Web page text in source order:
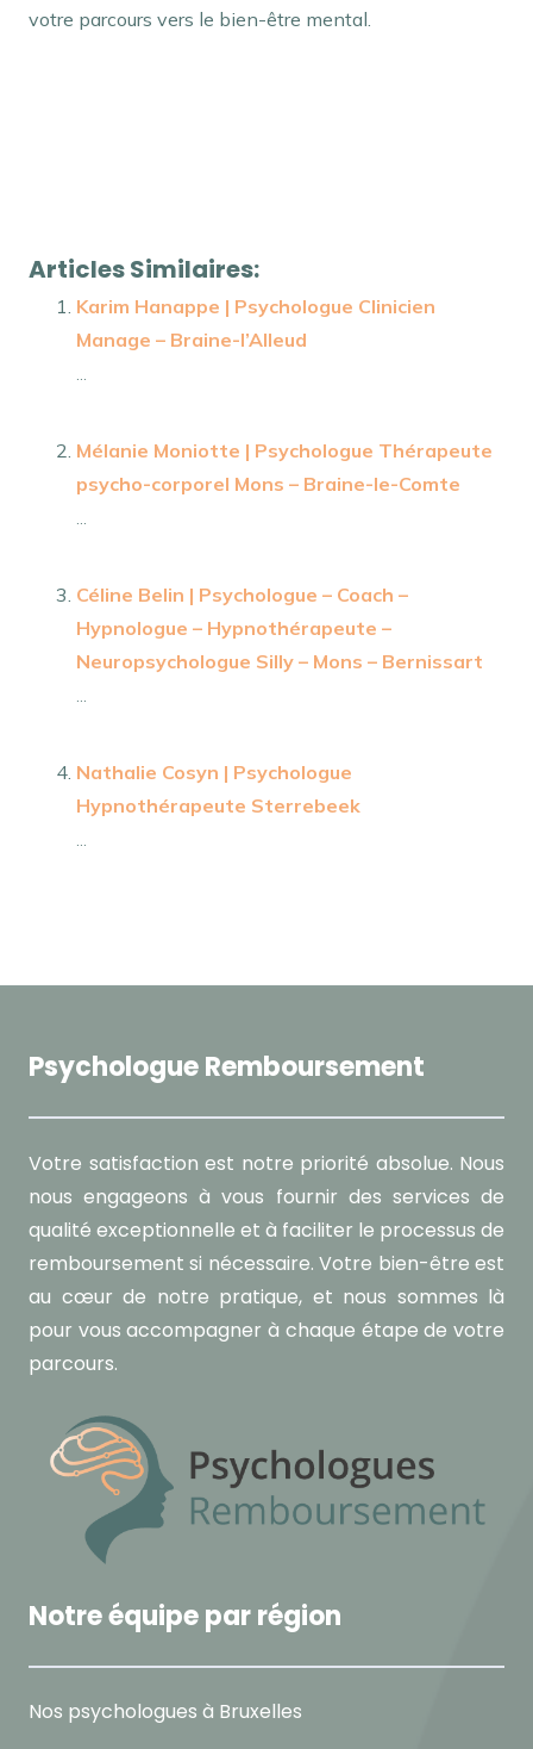
votre parcours vers le bien-être mental.
Articles Similaires:
Karim Hanappe | Psychologue Clinicien
Manage – Braine-l’Alleud
Mélanie Moniotte | Psychologue Thérapeute
psycho-corporel Mons – Braine-le-Comte
Céline Belin | Psychologue – Coach –
Hypnologue – Hypnothérapeute –
Neuropsychologue Silly – Mons – Bernissart
Nathalie Cosyn | Psychologue
Hypnothérapeute Sterrebeek
Psychologue Remboursement
Votre satisfaction est notre priorité absolue. Nous
nous engageons à vous fournir des services de
qualité exceptionnelle et à faciliter le processus de
remboursement si nécessaire. Votre bien-être est
au cœur de notre pratique, et nous sommes là
pour vous accompagner à chaque étape de votre
parcours.
Notre équipe par région
Nos psychologues à Bruxelles